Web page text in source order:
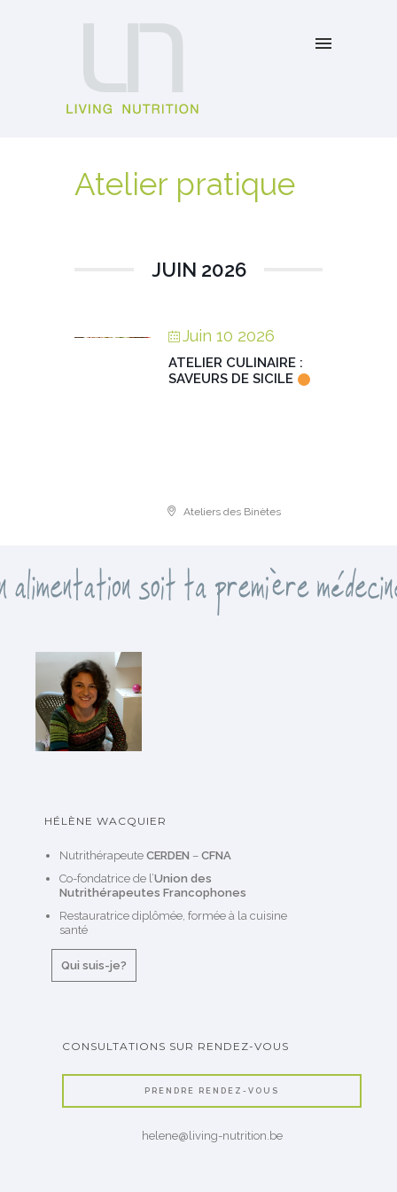
Atelier pratique
JUIN 2026
Juin 10 2026
ATELIER CULINAIRE :
SAVEURS DE SICILE
Ateliers des Binètes
HÉLÈNE WACQUIER
Nutrithérapeute CERDEN – CFNA
Co-fondatrice de l’Union des
Nutrithérapeutes Francophones
Restauratrice diplômée, formée à la cuisine
santé
Qui suis-je?
CONSULTATIONS SUR RENDEZ-VOUS
PRENDRE RENDEZ-VOUS
helene@living-nutrition.be